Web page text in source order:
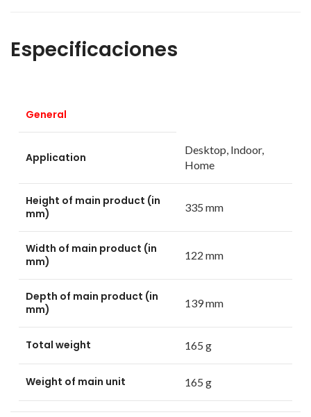
Especificaciones
General
Application
Desktop, Indoor,
Home
Height of main product (in
mm)
335 mm
Width of main product (in
mm)
122 mm
Depth of main product (in
mm)
139 mm
Total weight 165 g
Weight of main unit 165 g